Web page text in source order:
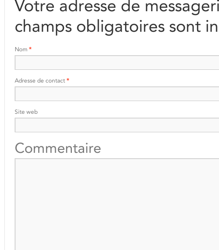
Votre adresse de
champs obligatoires sont
Nom *
Adresse de contact *
Site web
Commentaire